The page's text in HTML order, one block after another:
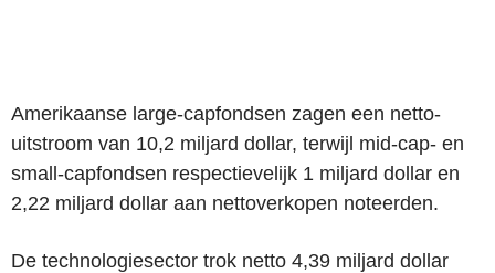
Amerikaanse large-capfondsen zagen een netto-
uitstroom van 10,2 miljard dollar, terwijl mid-cap- en
small-capfondsen respectievelijk 1 miljard dollar en
2,22 miljard dollar aan nettoverkopen noteerden.
De technologiesector trok netto 4,39 miljard dollar